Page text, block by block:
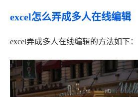
excel怎么弄成多人在线编辑
excel弄成多人在线编辑的方法如下：